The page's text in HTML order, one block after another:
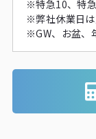
※特急10、特
※弊社休業日
※GW、お盆、